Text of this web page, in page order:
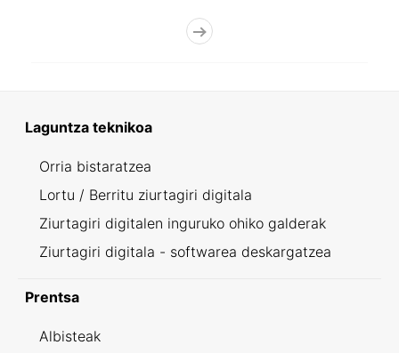
Laguntza teknikoa
Orria bistaratzea
Lortu / Berritu ziurtagiri digitala
Ziurtagiri digitalen inguruko ohiko galderak
Ziurtagiri digitala - softwarea deskargatzea
Prentsa
Albisteak